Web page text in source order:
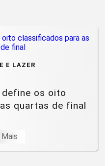
E LAZER
define os oito
quartas de final